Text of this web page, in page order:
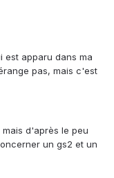
est apparu dans ma
pas, mais c'est
d'après le peu
un gs2 et un